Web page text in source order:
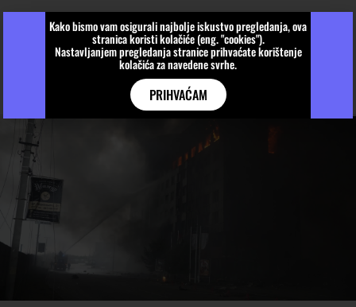
Kako bismo vam osigurali najbolje iskustvo pregledanja, ova
stranica koristi kolačiće (eng. "cookies").
Nastavljanjem pregledanja stranice prihvaćate korištenje
kolačića za navedene svrhe.
PRIHVAĆAM